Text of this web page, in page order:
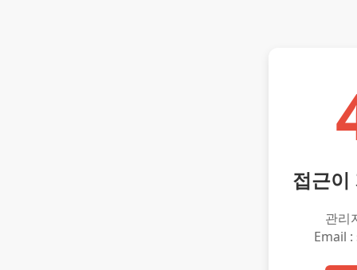
접근이
관리
Email